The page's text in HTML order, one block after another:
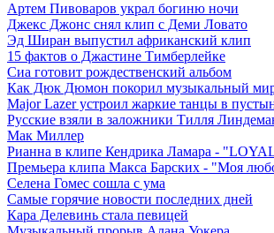
Артем Пивоваров украл богиню ночи
Джекс Джонс снял клип с Деми Ловато
Эд Ширан выпустил африканский клип
15 фактов о Джастине Тимберлейке
Сиа готовит рождественский альбом
Как Дюк Дюмон покорил музыкальный
Major Lazer устроил жаркие танцы в
Русские взяли в заложники Тилля
Мак Миллер
Рианна в клипе Кендрика Ламара -
Премьера клипа Макса Барских - "Моя
Селена Гомес сошла с ума
Самые горячие новости последних дней
Кара Делевинь стала певицей